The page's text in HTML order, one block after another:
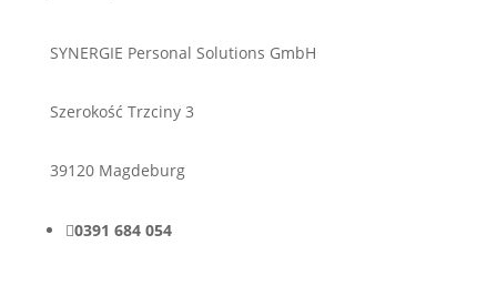
SYNERGIE Personal Solutions GmbH
Szerokość Trzciny 3
39120 Magdeburg
0391 684 054